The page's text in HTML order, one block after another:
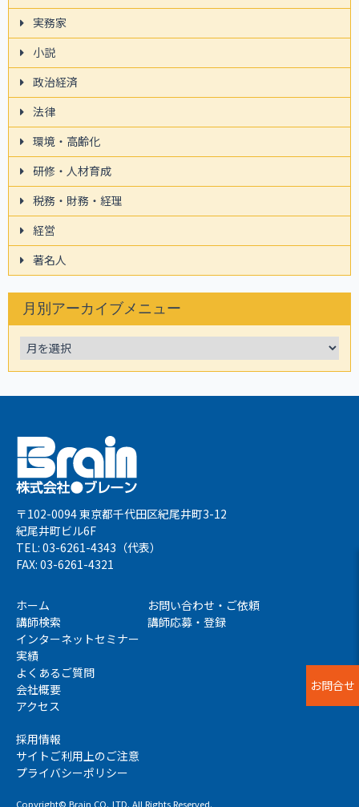
実務家
小説
政治経済
法律
環境・高齢化
研修・人材育成
税務・財務・経理
経営
著名人
月別アーカイブメニュー
〒102-0094 東京都千代田区紀尾井町3-12
紀尾井町ビル6F
TEL: 03-6261-4343（代表）
FAX: 03-6261-4321
ホーム
講師検索
インターネットセミナー
実績
よくあるご質問
会社概要
アクセス
お問い合わせ・ご依頼
講師応募・登録
採用情報
サイトご利用上のご注意
プライバシーポリシー
Copyright© Brain CO.,LTD. All Rights Reserved.
お問合せ